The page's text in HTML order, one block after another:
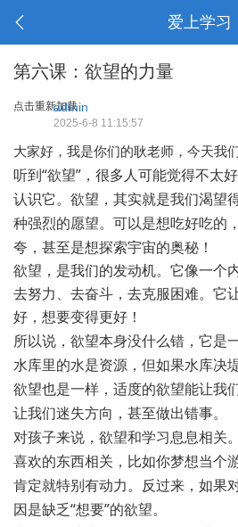
爱上学习
第六课：欲望的力量
点击重新加载
admin
2025-6-8 11:15:57
大家好，我是你们的耿老师 ，今天我
听到“欲望”，很多人可能觉得不太
认识它。欲望，其实就是我们渴望
种强烈的愿望。可以是想吃好吃的
夸，甚至是想探索宇宙的奥秘！
欲望，是我们的发动机。它像一个
去努力、去奋斗，去克服困难。它
好，想要变得更好！
所以说，欲望本身没什么错，它是
水库里的水是资源，但如果水库决
欲望也是一样，适度的欲望能让我
让我们迷失方向，甚至做出错事。
对孩子来说，欲望和学习息息相关
喜欢的东西相关，比如你梦想当个
肯定就特别有动力。反过来，如果
因是缺乏“想要”的欲望。